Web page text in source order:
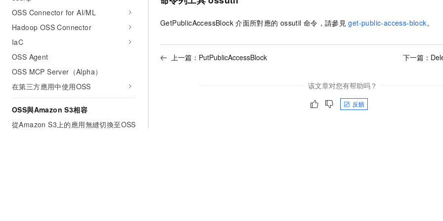
OSS Connector for AI/ML
Hadoop OSS Connector
IaC
OSS Agent
OSS MCP Server（Alpha）
在第三方應用中使用OSS
OSS與Amazon S3相容
從Amazon S3上的應用無縫切換至OSS
GetPublicAccessBlock 介面所對應的 ossutil 命令，請參見 get-public-access-block。
上一篇： PutPublicAccessBlock 下一篇：
该文章对您有帮助吗？
反饋